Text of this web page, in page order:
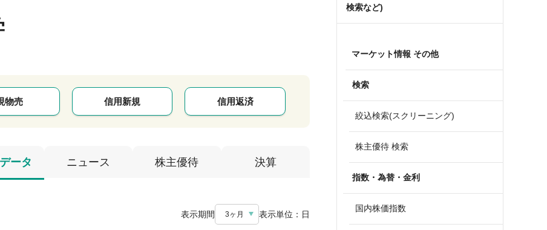
物売 信用新規 信用返済
ータ ニュース 株主優待 決算
表示期間 3ヶ月 表示単位： 日
検索など)
マーケット情報 その他
検索
絞込検索(スクリーニング)
株主優待 検索
指数・為替・金利
国内株価指数